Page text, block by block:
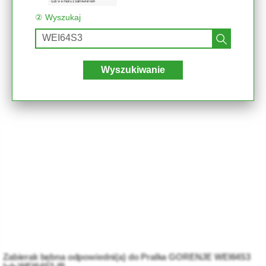
Zabierak bębna odpowiedni(a) do Pralka GORENJE WEI64S3
② Wyszukaj
Wyszukiwanie